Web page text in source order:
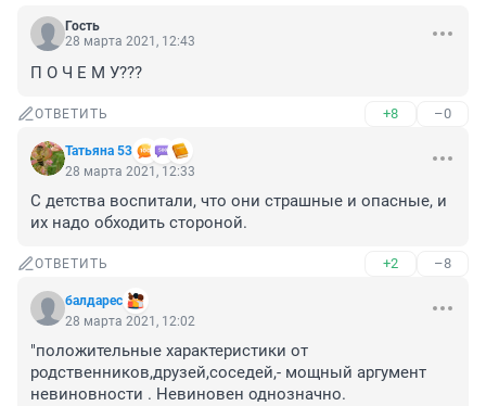
Гость
28 марта 2021, 12:43
П О Ч Е М У???
ОТВЕТИТЬ +8 –0
Татьяна 53
28 марта 2021, 12:33
С детства воспитали, что они страшные и опасные, и
их надо обходить стороной.
ОТВЕТИТЬ +2 –8
балдарес
28 марта 2021, 12:02
"положительные характеристики от
родственников,друзей,соседей,- мощный аргумент
невиновности . Невиновен однозначно.